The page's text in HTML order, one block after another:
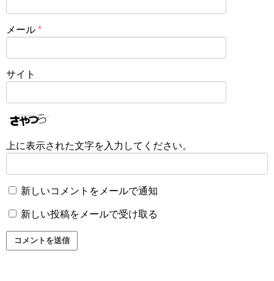
メール *
サイト
上に表示された文字を入力してください。
新しいコメントをメールで通知
新しい投稿をメールで受け取る